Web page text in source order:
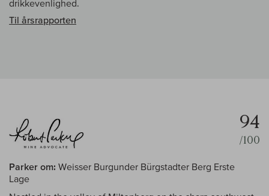
drikkevenlighed.
Til årsrapporten
94
/100
Parker om: Weisser Burgunder Bürgstadter Berg Erste
Lage